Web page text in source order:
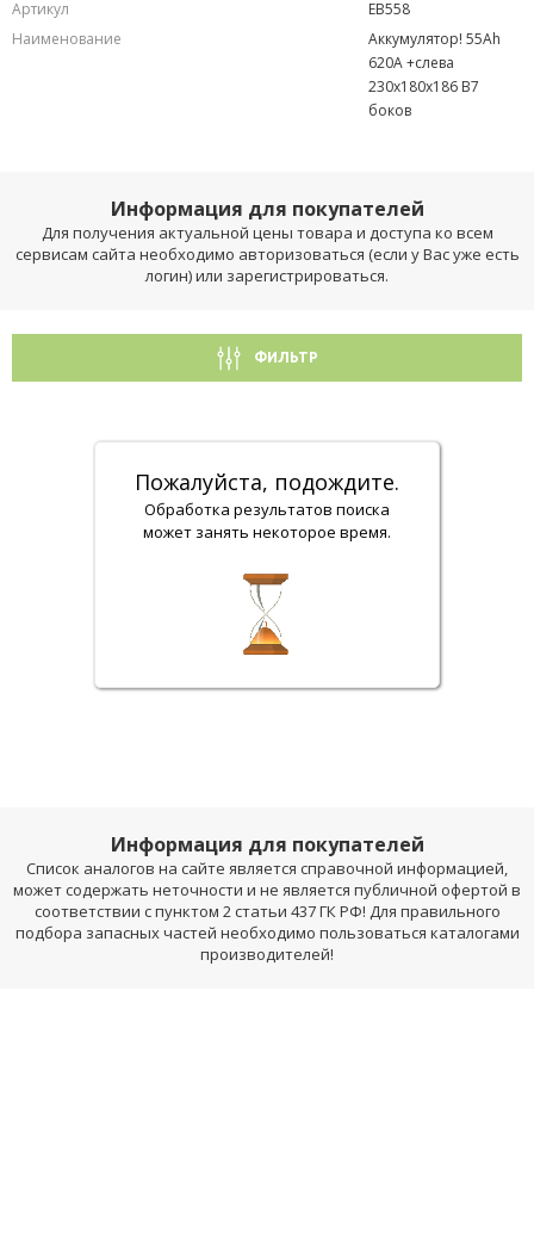
Артикул
EB558
Наименование
Аккумулятор! 55Ah
620A +слева
230x180x186 B7
боков
Информация для покупателей
Для получения актуальной цены товара и доступа ко всем
сервисам сайта необходимо авторизоваться (если у Вас уже есть
логин) или зарегистрироваться.
ФИЛЬТР
Пожалуйста, подождите.
Обработка результатов поиска
может занять некоторое время.
Информация для покупателей
Список аналогов на сайте является справочной информацией,
может содержать неточности и не является публичной офертой в
соответствии с пунктом 2 статьи 437 ГК РФ! Для правильного
подбора запасных частей необходимо пользоваться каталогами
производителей!